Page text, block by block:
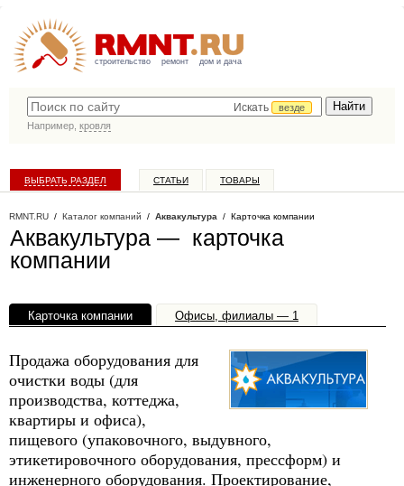
строительство ремонт дом и дача
Искать
везде
Например, кровля
ВЫБРАТЬ РАЗДЕЛ СТАТЬИ ТОВАРЫ
RMNT.RU / Каталог компаний / Аквакультура / Карточка компании
Аквакультура — карточка
компании
Карточка компании Офисы, филиалы — 1
Продажа оборудования для
очистки воды (для
производства, коттеджа,
квартиры и офиса),
пищевого (упаковочного, выдувного,
этикетировочного оборудования, прессформ) и
инженерного оборудования. Проектирование,